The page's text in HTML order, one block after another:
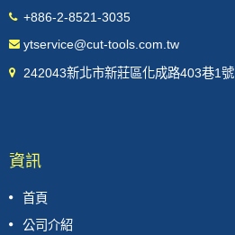
+886-2-8521-3035
ytservice@cut-tools.com.tw
242043新北市新莊區化成路403巷1號
資訊
首頁
公司介紹